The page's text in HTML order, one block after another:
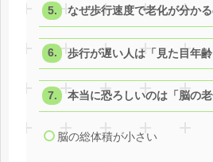
なぜ歩行速度で老化が分かる
歩行が遅い人は「見た目年
本当に恐ろしいのは「脳の老
脳の総体積が小さい